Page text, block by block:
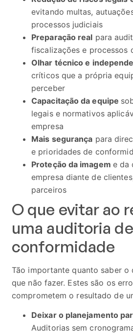
evitando multas,
processos judiciais
Preparação real para
fiscalizações e processos
Olhar técnico e
críticos que a própria
perceber
Capacitação da equipe
legais e normativos
empresa
Mais segurança para
e prioridades de
Proteção da imagem e da
empresa diante de
parceiros
O que evitar ao
uma auditoria de
conformidade
Tão importante quanto saber o
que não fazer. Estes são os
comprometem o resultado de
Deixar o planejamento
Auditorias sem